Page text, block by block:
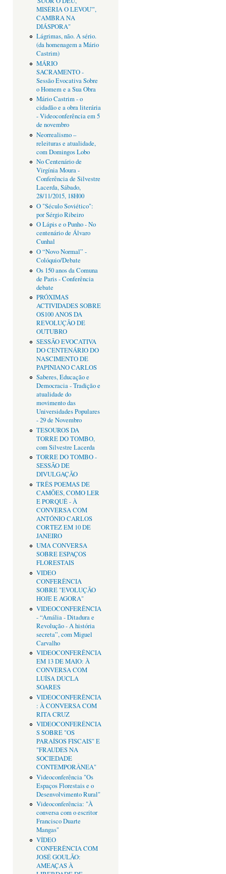
MISÉRIA O LEVOU'",
CAMBRA NA
DIÁSPORA"
Lágrimas, não. A sério.
(da homenagem a Mário
Castrim)
MÁRIO
SACRAMENTO -
Sessão Evocativa Sobre
o Homem e a Sua Obra
Mário Castrim - o
cidadão e a obra literária
- Videoconferência em 5
de novembro
Neorrealismo –
releituras e atualidade,
com Domingos Lobo
No Centenário de
Virgínia Moura -
Conferência de Silvestre
Lacerda, Sábado,
28/11/2015, 18H00
O "Século Soviético":
por Sérgio Ribeiro
O Lápis e o Punho - No
centenário de Álvaro
Cunhal
O “Novo Normal” -
Colóquio/Debate
Os 150 anos da Comuna
de Paris - Conferência
debate
PRÓXIMAS
ACTIVIDADES SOBRE
OS100 ANOS DA
REVOLUÇÃO DE
OUTUBRO
SESSÃO EVOCATIVA
DO CENTENÁRIO DO
NASCIMENTO DE
PAPINIANO CARLOS
Saberes, Educação e
Democracia - Tradição e
atualidade do
movimento das
Universidades Populares
- 29 de Novembro
TESOUROS DA
TORRE DO TOMBO,
com Silvestre Lacerda
TORRE DO TOMBO -
SESSÃO DE
DIVULGAÇÃO
TRÊS POEMAS DE
CAMÕES, COMO LER
E PORQUÊ - À
CONVERSA COM
ANTÓNIO CARLOS
CORTEZ EM 10 DE
JANEIRO
UMA CONVERSA
SOBRE ESPAÇOS
FLORESTAIS
VIDEO
CONFERÊNCIA
SOBRE "EVOLUÇÃO
HOJE E AGORA"
VIDEOCONFERÊNCIA
- “Amália - Ditadura e
Revolução - A história
secreta”, com Miguel
Carvalho
VIDEOCONFERÊNCIA
EM 13 DE MAIO: À
CONVERSA COM
LUÍSA DUCLA
SOARES
VIDEOCONFERÊNCIA
: À CONVERSA COM
RITA CRUZ
VIDEOCONFERÊNCIA
S SOBRE "OS
PARAÍSOS FISCAIS" E
"FRAUDES NA
SOCIEDADE
CONTEMPORÂNEA"
Videoconferência "Os
Espaços Florestais e o
Desenvolvimento Rural"
Videoconferência: "À
conversa com o escritor
Francisco Duarte
Mangas"
VÍDEO
CONFERÊNCIA COM
JOSÉ GOULÃO:
AMEAÇAS À